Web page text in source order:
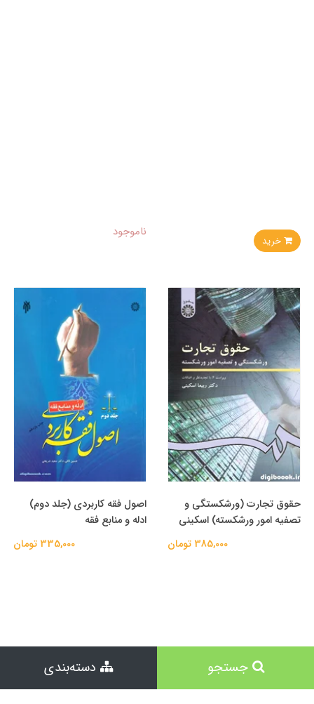
خرید
ناموجود
حقوق تجارت (ورشکستگی و
تصفیه امور ورشکسته) اسکینی
385,000 تومان
اصول فقه کاربردی (جلد دوم)
ادله و منابع فقه
335,000 تومان
جستجو